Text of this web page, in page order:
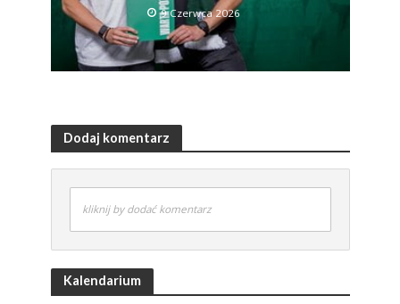
9 Czerwca 2026
Dodaj komentarz
kliknij by dodać komentarz
Kalendarium